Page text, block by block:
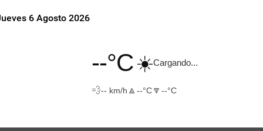
6 Agosto 2026
--°C☀️Cargando...
💨-- km/h 🔼 --°C🔽 --°C